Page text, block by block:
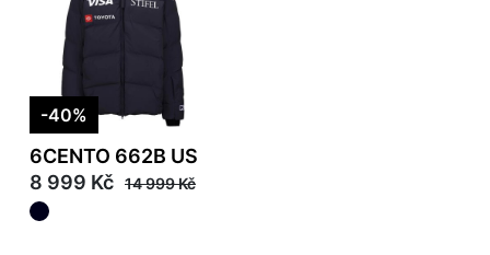
-40%
6CENTO 662B US
8 999 Kč 14 999 Kč